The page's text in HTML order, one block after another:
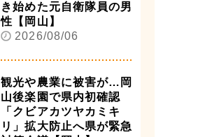
き始めた元自衛隊員の男
性【岡山】
2026/08/06
観光や農業に被害が…岡
山後楽園で県内初確認
「クビアカツヤカミキ
リ」拡大防止へ県が緊急